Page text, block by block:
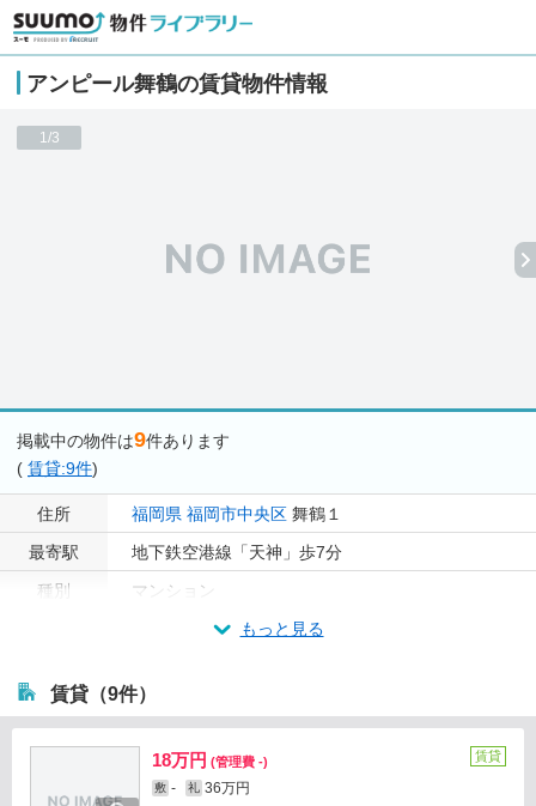
アンピール舞鶴の賃貸物件情報
1/3
掲載中の物件は9件あります
( 賃貸:9件)
住所 福岡県 福岡市中央区 舞鶴１
最寄駅
地下鉄空港線「天神」歩7分
種別
マンション
もっと見る
賃貸（9件）
18万円 (管理費 -)
敷 - 礼 36万円
賃貸